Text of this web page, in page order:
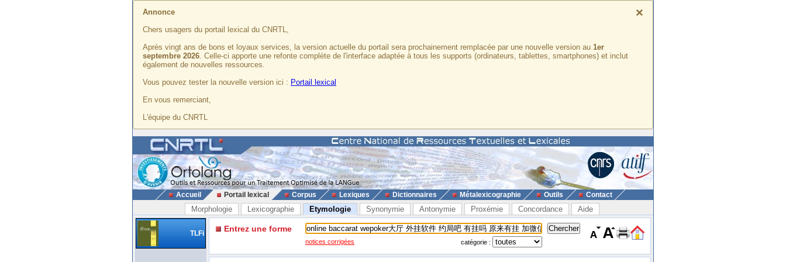
×
Annonce
Chers usagers du portail lexical du CNRTL,
Après vingt ans de bons et loyaux services, la version actuelle du portail sera prochainement remplacée par une nouvelle version au 1er
septembre 2026. Celle-ci apporte une refonte complète de l'interface adaptée à tous les supports (ordinateurs, tablettes, smartphones) et inclut
également de nouvelles ressources.
Vous pouvez tester la nouvelle version ici : Portail lexical
En vous remerciant,
L'équipe du CNRTL
Accueil Portail lexical Corpus Lexiques Dictionnaires Métalexicographie Outils Contact
Morphologie Lexicographie Etymologie Synonymie Antonymie Proxémie Concordance Aide
TLFi Entrez une forme
notices corrigées catégorie :